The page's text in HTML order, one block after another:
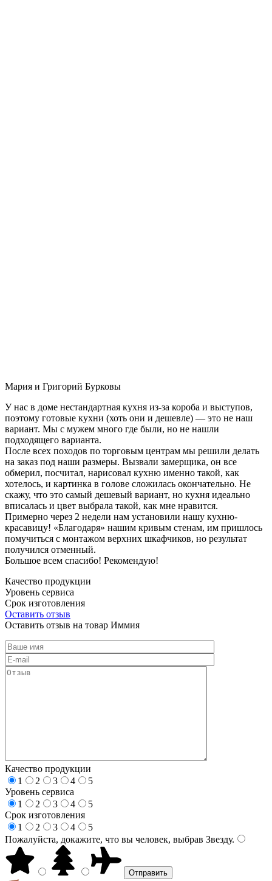
Мария и Григорий Бурковы
У нас в доме нестандартная кухня из-за короба и выступов,
поэтому готовые кухни (хоть они и дешевле) — это не наш
вариант. Мы с мужем много где были, но не нашли
подходящего варианта.
После всех походов по торговым центрам мы решили делать
на заказ под наши размеры. Вызвали замерщика, он все
обмерил, посчитал, нарисовал кухню именно такой, как
хотелось, и картинка в голове сложилась окончательно. Не
скажу, что это самый дешевый вариант, но кухня идеально
вписалась и цвет выбрала такой, как мне нравится.
Примерно через 2 недели нам установили нашу кухню-
красавицу! «Благодаря» нашим кривым стенам, им пришлось
помучиться с монтажом верхних шкафчиков, но результат
получился отменный.
Большое всем спасибо! Рекомендую!
Качество продукции
Уровень сервиса
Срок изготовления
Оставить отзыв
Оставить отзыв на товар Иммия
Качество продукции
1
2 3 4
5
Уровень сервиса
1
2 3 4
5
Срок изготовления
1
2 3 4
5
Пожалуйста, докажите, что вы человек, выбрав Звезду.